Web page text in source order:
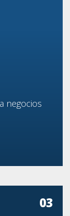
negocios
03